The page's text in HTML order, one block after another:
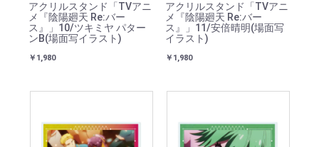
アクリルスタンド「TVアニ
メ『陰陽廻天 Re:バー
ス』」10/ツキミヤ パター
ンB(場面写イラスト)
￥1,980
アクリルスタンド「TVアニ
メ『陰陽廻天 Re:バー
ス』」11/安倍晴明(場面写
イラスト)
￥1,980